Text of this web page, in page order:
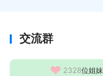
交流群
2328位姐妹